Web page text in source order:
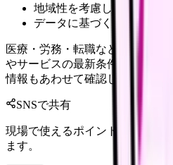
地域性を考慮した給与設計
データに基づく給与分析と
医療・労務・転職など判断に影
やサービスの最新条件は公的機
情報もあわせて確認してくださ
SNSで共有
現場で使えるポイントを、同僚
ます。